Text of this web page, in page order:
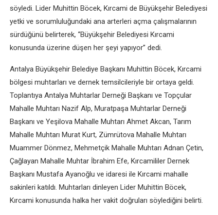
söyledi. Lider Muhittin Böcek, Kırcami de Büyükşehir Belediyesi
yetki ve sorumluluğundaki ana arterleri açma çalışmalarının
sürdüğünü belirterek, “Büyükşehir Belediyesi Kırcami
konusunda üzerine düşen her şeyi yapıyor” dedi.
Antalya Büyükşehir Belediye Başkanı Muhittin Böcek, Kırcami
bölgesi muhtarları ve dernek temsilcileriyle bir ortaya geldi.
Toplantıya Antalya Muhtarlar Derneği Başkanı ve Topçular
Mahalle Muhtarı Nazif Alp, Muratpaşa Muhtarlar Derneği
Başkanı ve Yeşilova Mahalle Muhtarı Ahmet Akcan, Tarım
Mahalle Muhtarı Murat Kurt, Zümrütova Mahalle Muhtarı
Muammer Dönmez, Mehmetçik Mahalle Muhtarı Adnan Çetin,
Çağlayan Mahalle Muhtar İbrahim Efe, Kırcamililer Dernek
Başkanı Mustafa Ayanoğlu ve idaresi ile Kırcami mahalle
sakinleri katıldı. Muhtarları dinleyen Lider Muhittin Böcek,
Kırcami konusunda halka her vakit doğruları söylediğini belirti.